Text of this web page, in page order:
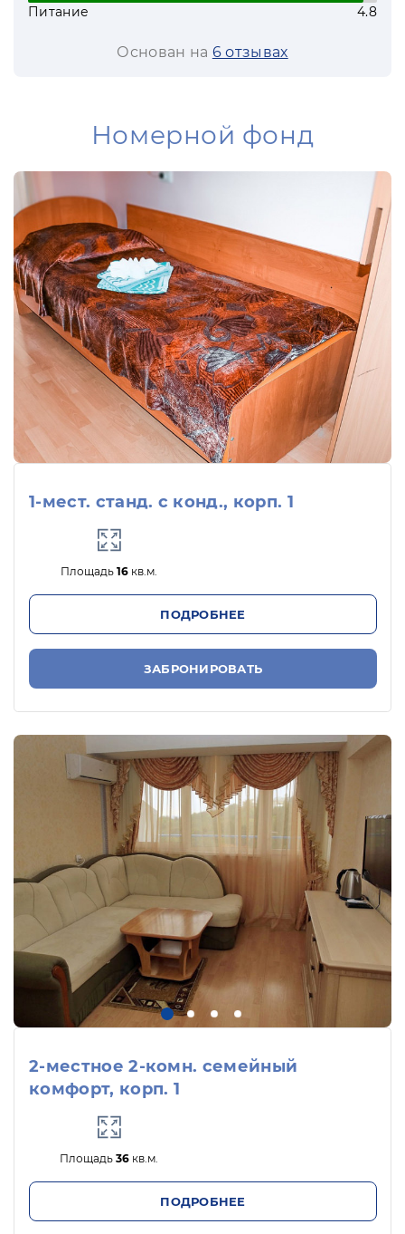
и яркими эмоциями от Черного моря!
Питание
4.8
Основан на 6 отзывах
Номерной фонд
1-мест. станд. с конд., корп. 1
Площадь16 кв.м.
ПОДРОБНЕЕ
ЗАБРОНИРОВАТЬ
2-местное 2-комн. семейный
комфорт, корп. 1
Площадь36 кв.м.
ПОДРОБНЕЕ